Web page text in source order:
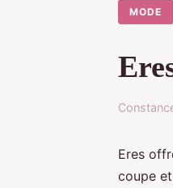
MODE
Eres
coupe